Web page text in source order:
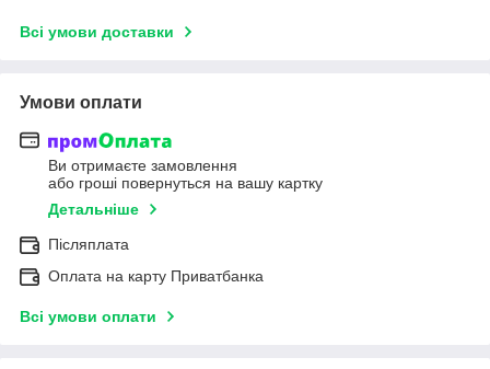
Всі умови доставки
Умови оплати
Ви отримаєте замовлення
або гроші повернуться на вашу картку
Детальніше
Післяплата
Оплата на карту Приватбанка
Всі умови оплати